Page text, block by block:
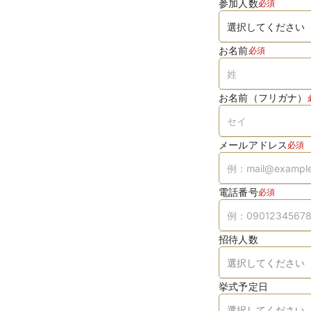
参加人数必須
お名前必須
お名前（フリガナ）
メールアドレス 必須
電話番号必須
招待人数
挙式予定日